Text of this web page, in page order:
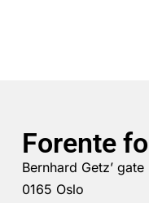
Forente
Bernhard Getz’ gate
0165 Oslo